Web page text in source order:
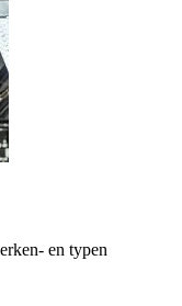
en typen